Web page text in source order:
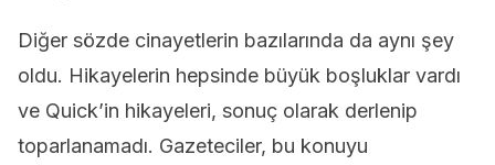
Diğer sözde cinayetlerin bazılarında da aynı şey
oldu. Hikayelerin hepsinde büyük boşluklar vardı
ve Quick’in hikayeleri, sonuç olarak derlenip
toparlanamadı. Gazeteciler, bu konuyu